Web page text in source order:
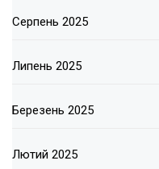
Серпень 2025
Липень 2025
Березень 2025
Лютий 2025